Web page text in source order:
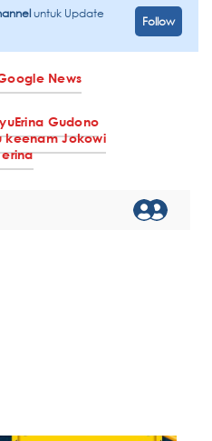
untuk Update
Follow
News
Erina Gudono
keenam Jokowi